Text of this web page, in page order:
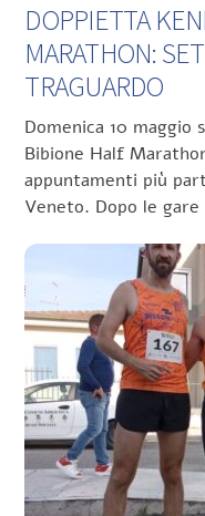
DOPPIETTA
MARATHON:
TRAGUARDO
Domenica 10 maggio
Bibione Half
appuntamenti più
Veneto. Dopo le